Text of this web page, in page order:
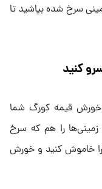
سرخ شده بپاشید تا
کنید
مطمئنا خورش قیمه کورگ شما
را هم که سرخ
را خاموش کنید و خورش